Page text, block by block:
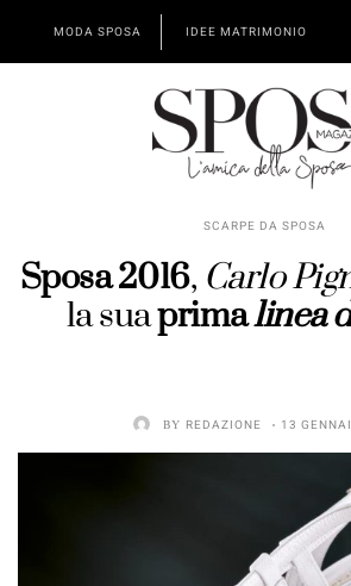
MODA SPOSA IDEE MATRIMONIO
SCARPE DA SPOSA
Sposa 2016, Carlo
la suaprimalinea
BY REDAZIONE 13